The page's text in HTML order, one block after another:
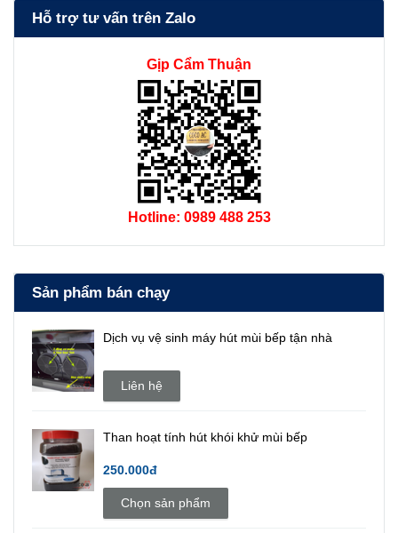
Hỗ trợ tư vấn trên Zalo
Gịp Cẩm Thuận
Hotline: 0989 488 253
Sản phẩm bán chạy
Dịch vụ vệ sinh máy hút mùi bếp tận nhà
Liên hệ
Than hoạt tính hút khói khử mùi bếp
250.000đ
Chọn sản phẩm